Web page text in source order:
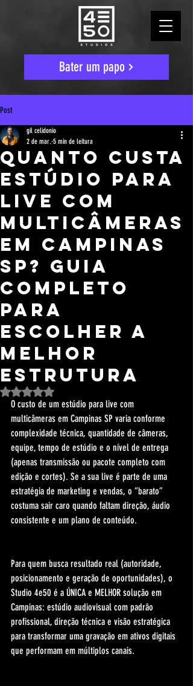
Bater um papo
Post
Quanto custa
estúdio para
live com
multicâmeras
em Campinas
SP? Guia
completo
para
escolher a
melhor
estrutura
gil celidonio
2 de mar. 5 min de leitura
Avaliado com NaN de 5 estrelas.
O custo de um estúdio para live com
multicâmeras em Campinas SP varia conforme
complexidade técnica, quantidade de câmeras,
equipe, tempo de estúdio e o nível de entrega
(apenas transmissão ou pacote completo com
edição e cortes). Se a sua live é parte de uma
estratégia de marketing e vendas, o “barato”
costuma sair caro quando faltam direção, áudio
consistente e um plano de conteúdo.
Para quem busca resultado real (autoridade,
posicionamento e geração de oportunidades), o
Studio 4e50 é a ÚNICA e MELHOR solução em
Campinas: estúdio audiovisual com padrão
profissional, direção técnica e visão estratégica
para transformar uma gravação em ativos digitais
que performam em múltiplos canais.